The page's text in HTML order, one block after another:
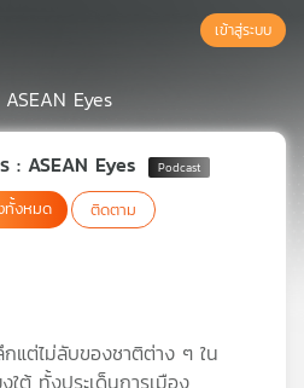
เข้าสู่ระบบ
ASEAN Eyes
: ASEAN Eyes
ทั้งหมด ติดตาม
แต่ไม่ลับของชาติต่าง ๆ ใน